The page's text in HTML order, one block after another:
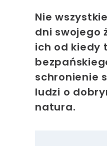
Nie
dni swojego
ich od kiedy
schronienie
ludzi o
natura.